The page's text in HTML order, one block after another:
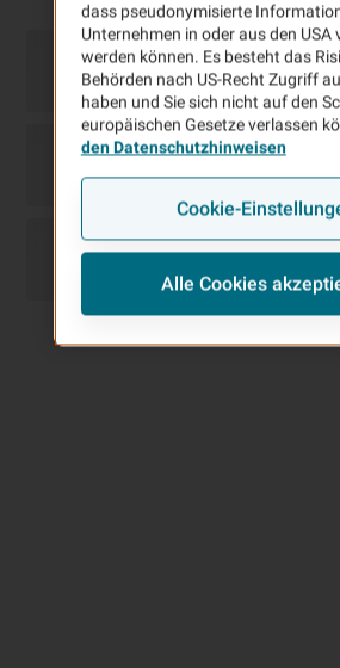
dass pseudonymisierte
Unternehmen in oder aus den USA
werden können. Es besteht das
Behörden nach US-Recht Zugriff
haben und Sie sich nicht auf den
europäischen Gesetze verlassen
den Datenschutzhinweisen
Cookie-
Alle Cookies